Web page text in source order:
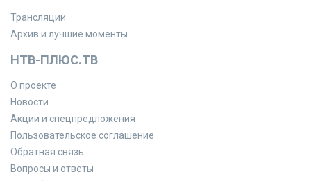
Трансляции
Архив и лучшие моменты
НТВ-ПЛЮС.ТВ
О проекте
Новости
Акции и спецпредложения
Пользовательское соглашение
Обратная связь
Вопросы и ответы